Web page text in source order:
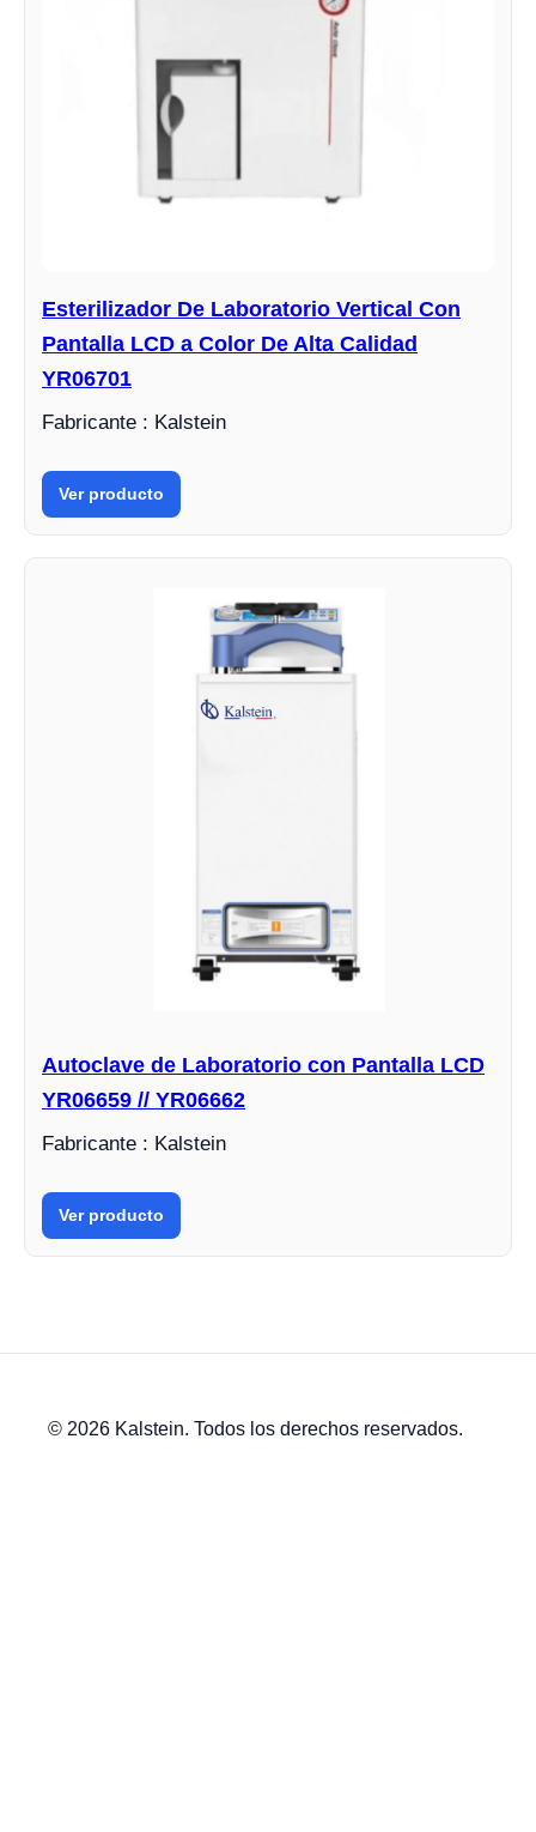
Esterilizador De Laboratorio Vertical Con
Pantalla LCD a Color De Alta Calidad
YR06701
Fabricante : Kalstein
Ver producto
Autoclave de Laboratorio con Pantalla LCD
YR06659 // YR06662
Fabricante : Kalstein
Ver producto
© 2026 Kalstein. Todos los derechos reservados.